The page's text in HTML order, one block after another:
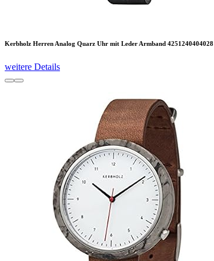
Kerbholz Herren Analog Quarz Uhr mit Leder Armband 4251240404028
weitere Details